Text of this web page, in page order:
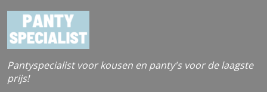
Pantyspecialist voor kousen en panty's voor de laagste
prijs!